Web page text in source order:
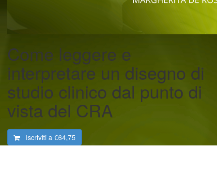
Come leggere e
interpretare un disegno di
studio clinico dal punto di
vista del CRA
Iscriviti a €64,75